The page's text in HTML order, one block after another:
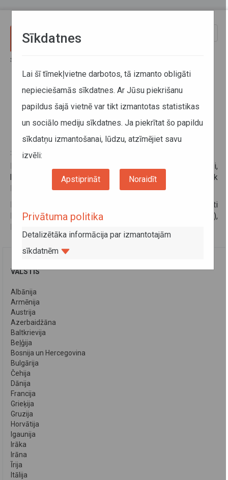
Sākums
Darbu atsāk Polijas
robežšķērsošanas punktus ar
Baltkrieviju
26. septembris 2025
Polijas Iekšlietu un administrācijas ministrija ir paziņojusi,
ka no 2025. gada 25. septembra plkst. 00:00 darbību atsāk
Kukuryki–Kozloviču robežšķērsošanas punkts.
Robežu atļauts šķērsot transportlīdzekļiem, kas reģistrēti
ES valstīs, Eiropas Brīvās tirdzniecības asociācijā (EFTA),
VALSTIS
Albānija
Armēnija
Austrija
Azerbaidžāna
Baltkrievija
Beļģija
Bosnija un Hercegovina
Bulgārija
Čehija
Dānija
Francija
Grieķija
Gruzija
Horvātija
Igaunija
Irāka
Irāna
Īrija
Itālija
Sīkdatnes
Lai šī tīmekļvietne darbotos, tā izmanto obligāti
nepieciešamās sīkdatnes. Ar Jūsu piekrišanu
papildus šajā vietnē var tikt izmantotas statistikas
un sociālo mediju sīkdatnes. Ja piekrītat šo papildu
sīkdatņu izmantošanai, lūdzu, atzīmējiet savu
izvēli:
Apstiprināt Noraidīt
Privātuma politika
Detalizētāka informācija par izmantotajām
sīkdatnēm